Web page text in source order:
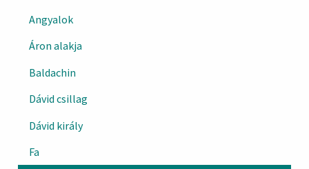
Angyalok
Áron alakja
Baldachin
Dávid csillag
Dávid király
Fa